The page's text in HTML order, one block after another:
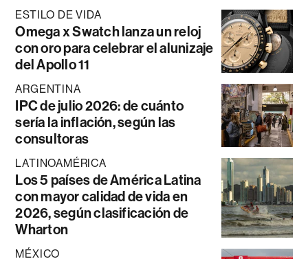
ESTILO DE VIDA
Omega x Swatch lanza un reloj
con oro para celebrar el alunizaje
del Apollo 11
ARGENTINA
IPC de julio 2026: de cuánto
sería la inflación, según las
consultoras
LATINOAMÉRICA
Los 5 países de América Latina
con mayor calidad de vida en
2026, según clasificación de
Wharton
MÉXICO